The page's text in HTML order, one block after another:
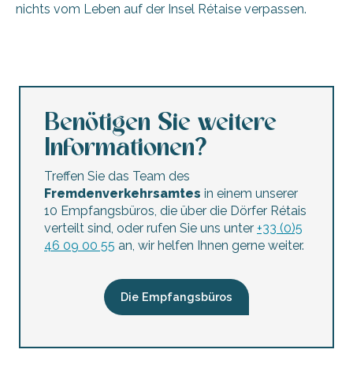
nichts vom Leben auf der Insel Rétaise verpassen.
Digitale Führung durch La Couarde
Ré-créations : Tous azimuts
Le Conteur de l'histoire: L'Île de Ré et les Vikings
Führung - entdeckung der austernzucht
Die Schlammlebewesen
Entdeckung der Gezeitenzone
Aquarellkurs – Île de Ré
Mission „Sauberer Strand“ – Sainte-Marie
Benötigen Sie weitere
Informationen?
Treffen Sie das Team des
Fremdenverkehrsamtes in einem unserer
10 Empfangsbüros, die über die Dörfer Rétais
verteilt sind, oder rufen Sie uns unter +33 (0)5
46 09 00 55 an, wir helfen Ihnen gerne weiter.
Die Empfangsbüros